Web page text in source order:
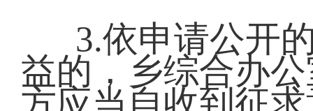
3.依申请公开
益的，乡综合办